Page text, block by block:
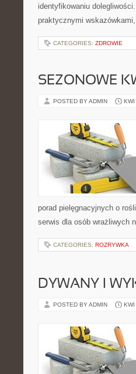
identyfikowaniu
praktycznymi
CATEGORIES: ZDROWIE
SEZONOWE
POSTED BY ADMIN
porad pielęgnacyjnych o
serwis dla osób wrażliwych
CATEGORIES: ROZRYWKA
DYWANY I
POSTED BY ADMIN